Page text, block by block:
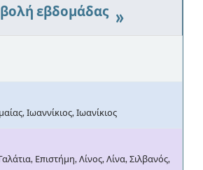
»
Ιωαννίκιος, Ιωανίκιος
Επιστήμη, Λίνος, Λίνα, Σιλβανός,